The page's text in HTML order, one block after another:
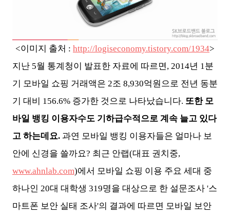
<이미지 출처 : http://logiseconomy.tistory.com/1934>
지난 5월 통계청이 발표한 자료에 따르면, 2014년 1분
기 모바일 쇼핑 거래액은 2조 8,930억원으로 전년 동분
기 대비 156.6% 증가한 것으로 나타났습니다. 또한 모
바일 뱅킹 이용자수도 기하급수적으로 계속 늘고 있다
고 하는데요. 과연 모바일 뱅킹 이용자들은 얼마나 보
안에 신경을 쓸까요? 최근 안랩(대표 권치중,
www.ahnlab.com)에서 모바일 쇼핑 이용 주요 세대 중
하나인 20대 대학생 319명을 대상으로 한 설문조사 '스
마트폰 보안 실태 조사'의 결과에 따르면 모바일 보안